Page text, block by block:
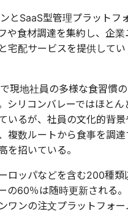
とSaaS型管理プラットフ
や食材調達を集約し、企業
宅配サービスを提供してい
現地社員の多様な食習慣の
シリコンバレーではほとん
いるが、社員の文化的背景
複数ルートから食事を調達
を招いている。
ロッパなどを含む200種類
の60％は随時更新される。
ワンの注文プラットフォー